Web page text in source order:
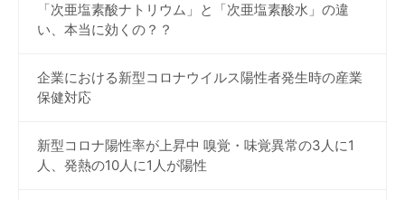
「次亜塩素酸ナトリウム」と「次亜塩素酸水」の違
い、本当に効くの？？
企業における新型コロナウイルス陽性者発生時の産業
保健対応
新型コロナ陽性率が上昇中 嗅覚・味覚異常の3人に1
人、発熱の10人に1人が陽性